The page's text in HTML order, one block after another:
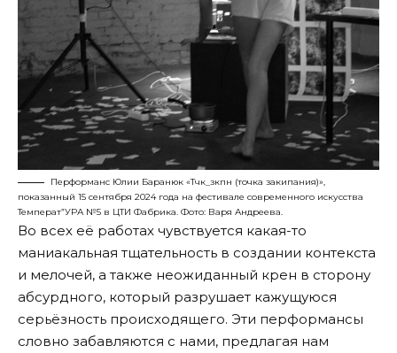
Перформанс Юлии Баранюк «Тчк_зкпн (точка закипания)»,
показанный 15 сентября 2024 года на фестивале современного искусства
Температ”УРА №5 в ЦТИ Фабрика. Фото: Варя Андреева.
Во всех её работах чувствуется какая-то
маниакальная тщательность в создании контекста
и мелочей, а также неожиданный крен в сторону
абсурдного, который разрушает кажущуюся
серьёзность происходящего. Эти перформансы
словно забавляются с нами, предлагая нам